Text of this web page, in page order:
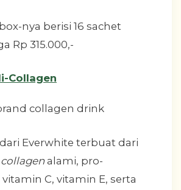
nya berisi 16 sachet
Rp 315.000,-
Collagen
Everwhite terbuat dari
collagenalami, pro-
C, vitamin E, serta